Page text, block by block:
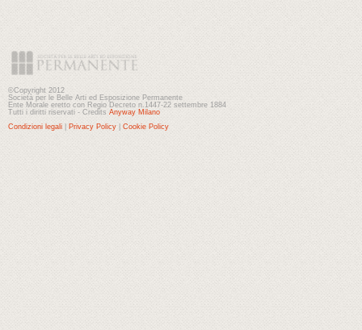
©Copyright 2012
Società per le Belle Arti ed Esposizione Permanente
Ente Morale eretto con Regio Decreto n.1447-22 settembre 1884
Tutti i diritti riservati - Credits Anyway Milano
Condizioni legali
Privacy Policy Cookie Policy